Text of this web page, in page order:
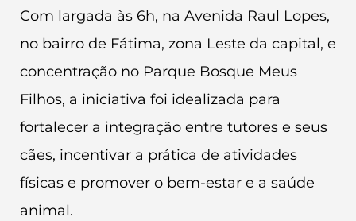
Com largada às 6h, na Avenida Raul Lopes,
no bairro de Fátima, zona Leste da capital, e
concentração no Parque Bosque Meus
Filhos, a iniciativa foi idealizada para
fortalecer a integração entre tutores e seus
cães, incentivar a prática de atividades
físicas e promover o bem-estar e a saúde
animal.